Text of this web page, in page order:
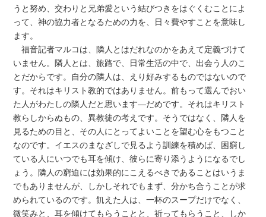
うと努め、交わりと兄弟愛という結びつきをはぐくむことによ
って、神の協力者となるための力を、日々費やすことを意味し
ます。
福音記者マルコは、隣人とはだれなのかをあえて定義づけて
いません。隣人とは、旅路で、日常生活の中で、出会う人のこ
とだからです。自分の隣人は、えり好みするものではないので
す。それはキリスト教的ではありません。前もって選んでおい
た人がわたしの隣人だと思います―だめです。それはキリスト
教らしからぬもの、異教徒の考えです。そうではなく、隣人を
見るための目と、その人にとってよいことを望む心をもつこと
なのです。イエスのまなざしで見るよう訓練を積めば、困窮し
ている人にいつでも耳を傾け、彼らに寄り添うようになるでし
ょう。隣人の窮迫には効果的にこえるべきであることはいうま
でもありませんが、しかしそれでもまず、分かち合うことが求
められているのです。飢えた人は、一杯のスープだけでなく、
微笑みと、耳を傾けてもらうことと、祈ってもらうこと、しか